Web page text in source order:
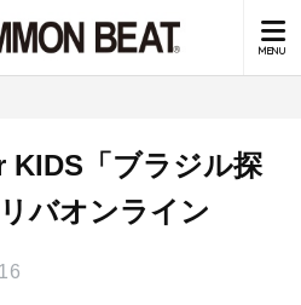
KIDS「ブラジル探
バオンライン